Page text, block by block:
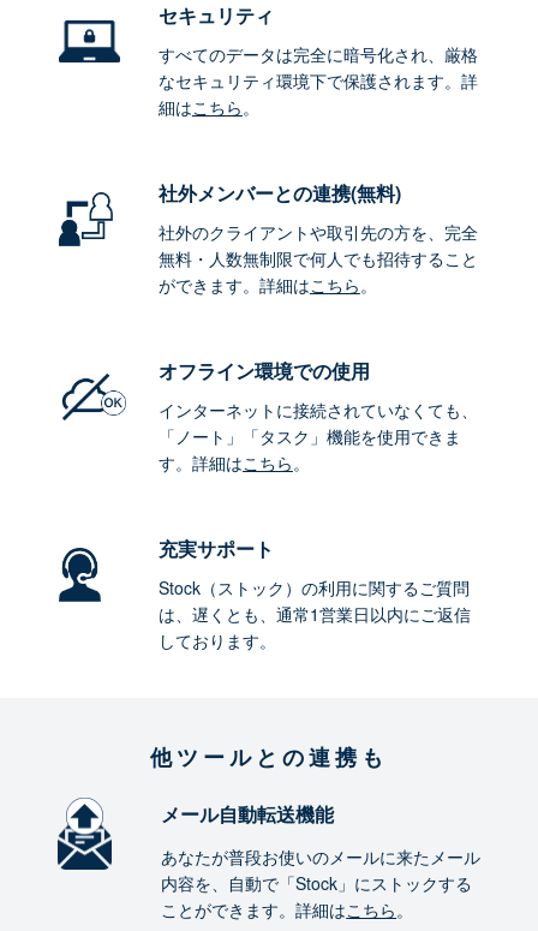
セキュリティ
すべてのデータは完全に暗号化され、厳格
なセキュリティ環境下で保護されます。詳
細はこちら。
社外メンバーとの連携(無料)
社外のクライアントや取引先の方を、完全
無料・人数無制限で何人でも招待すること
ができます。詳細はこちら。
オフライン環境での使用
インターネットに接続されていなくても、
「ノート」「タスク」機能を使用できま
す。詳細はこちら。
充実サポート
Stock（ストック）の利用に関するご質問
は、遅くとも、通常1営業日以内にご返信
しております。
他ツールとの連携も
メール自動転送機能
あなたが普段お使いのメールに来たメール
内容を、自動で「Stock」にストックする
ことができます。詳細はこちら。